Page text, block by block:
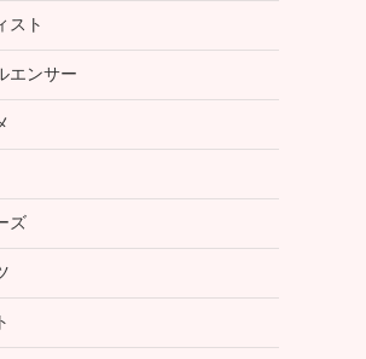
スト
エンサー
ズ